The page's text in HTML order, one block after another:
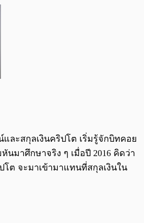
ละสกุลเงินคริปโต เริ่มรู้จักบิทคอย
นมาศึกษาจริง ๆ เมื่อปี 2016 คิดว่า
โต จะมาเข้ามาแทนที่สกุลเงินใน